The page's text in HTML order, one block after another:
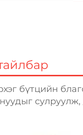
бүтцийн
сулруулж,